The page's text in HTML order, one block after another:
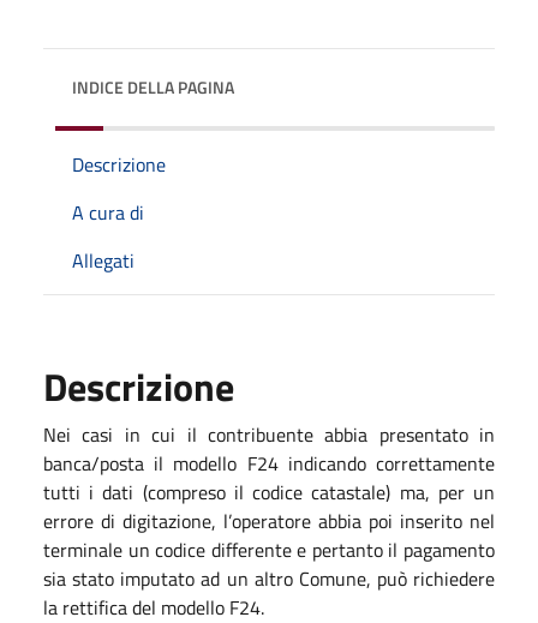
INDICE DELLA PAGINA
Descrizione
A cura di
Allegati
Descrizione
Nei casi in cui il contribuente abbia presentato in
banca/posta il modello F24 indicando correttamente
tutti i dati (compreso il codice catastale) ma, per un
errore di digitazione, l’operatore abbia poi inserito nel
terminale un codice differente e pertanto il pagamento
sia stato imputato ad un altro Comune, può richiedere
la rettifica del modello F24.